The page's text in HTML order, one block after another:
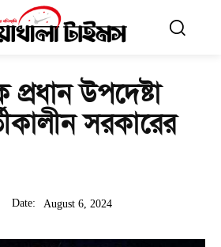
উপদেষ্টা
সরকারের
Date: August 6, 2024